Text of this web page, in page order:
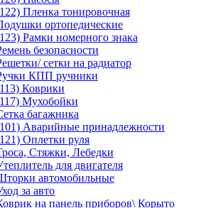
Пленка тонировочная
ортопедические
Рамки номерного знака
безопасности
сетки на радиатор
КПП ручники
Коврики
Мухобойки
багажника
Аварийные принадлежности
Оплетки руля
Стяжки, Лебедки
для двигателя
автомобильные
за авто
на панель приборов\ Корыто